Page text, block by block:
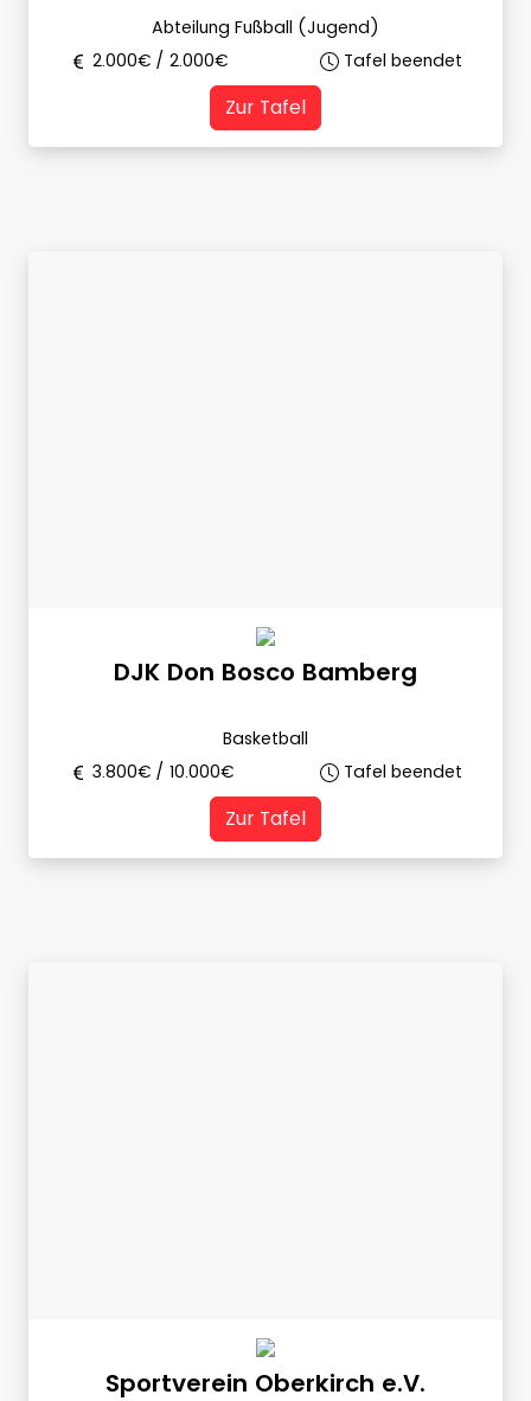
Abteilung Fußball (Jugend)
2.000€ / 2.000€ Tafel beendet
Zur Tafel
DJK Don Bosco Bamberg
Basketball
3.800€ / 10.000€ Tafel beendet
Zur Tafel
Sportverein Oberkirch e.V.